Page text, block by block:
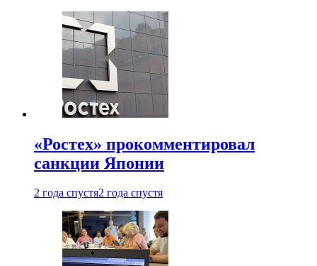
«Ростех» прокомментировал
санкции Японии
2 года спустя2 года спустя